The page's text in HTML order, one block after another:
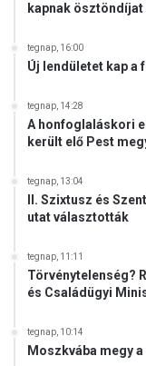
kapnak
tegnap, 16:00
Új lendületet kap a
tegnap, 14:28
A honfoglaláskori
került elő Pest
tegnap, 13:04
II. Szixtusz és
utat választották
tegnap, 11:11
Törvénytelenség?
és Családügyi
tegnap, 10:14
Moszkvába megy